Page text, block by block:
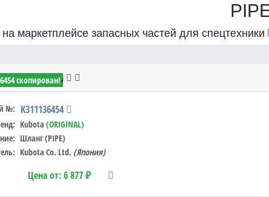
маркетплейсе запасных частей для спецтехники
(PIPE)
№: K311136454
Kubota (ORIGINAL)
Шланг (PIPE)
Kubota Co. Ltd. (Япония)
Цена от:6 877 ₽
скопирован!